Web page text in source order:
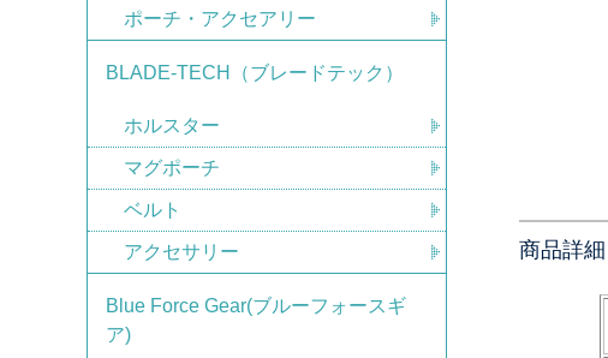
商品詳細
ポーチ・アクセアリー
BLADE-TECH（ブレードテック）
ホルスター
マグポーチ
ベルト
アクセサリー
Blue Force Gear(ブルーフォースギ
ア)